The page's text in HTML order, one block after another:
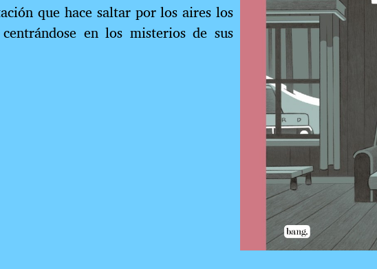
que hace saltar por los aires los
centrándose en los misterios de sus